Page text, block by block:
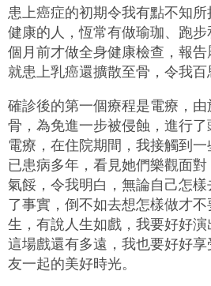
患上癌症的初期令我有點不知
健康的人，恆常有做瑜珈、跑
個月前才做全身健康檢查，報
就患上乳癌還擴散至骨，令我百
確診後的第一個療程是電療，
骨，為免進一步被侵蝕，進行
電療，在住院期間，我接觸到
已患病多年，看見她們樂觀面
氣餒，令我明白，無論自己怎
了事實，倒不如去想怎樣做才
生，有說人生如戲，我要好好
這場戲還有多遠，我也要好好
友一起的美好時光。